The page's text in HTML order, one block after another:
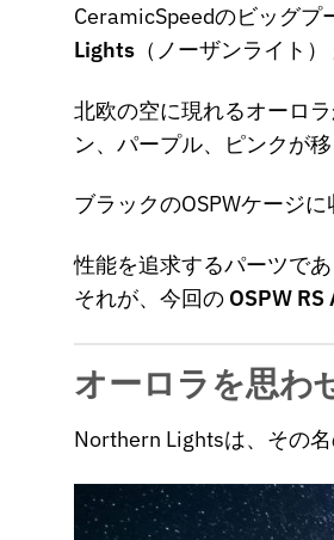
CeramicSpeedのビッグプ
Lights （ノーザンライト）
北欧の空に現れるオーロ
ン、パープル、ピンクが
ブラックのOSPWケージ
性能を追求するパーツで
それが、今回の OSPW
オーロラを思わ
Northern Lightsは、その